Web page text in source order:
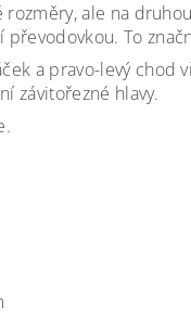
ale na
To
a pravo-levý
závitořezné hlavy.